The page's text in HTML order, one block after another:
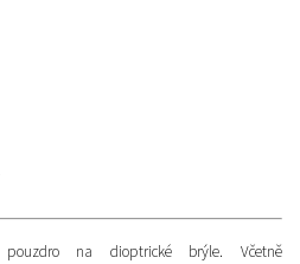
na dioptrické brýle. Včetně